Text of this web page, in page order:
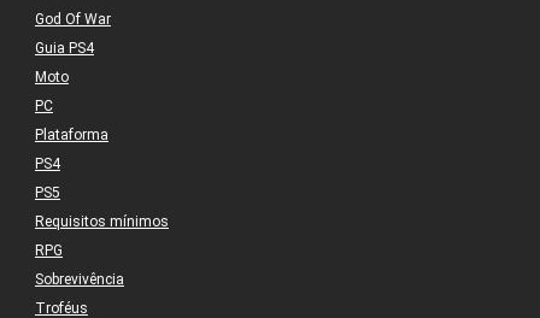
God Of War
Guia PS4
Moto
PC
Plataforma
PS4
PS5
Requisitos mínimos
RPG
Sobrevivência
Troféus